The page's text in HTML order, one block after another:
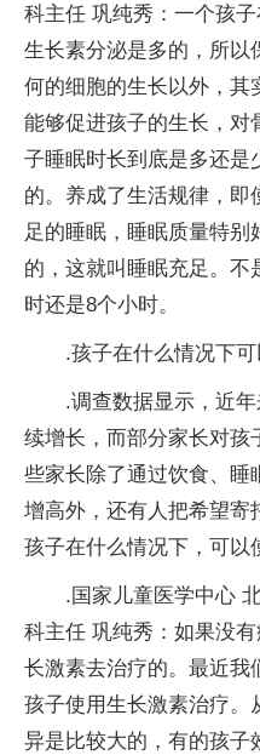
科主任 巩纯秀：一个孩
生长素分泌是多的，所以
何的细胞的生长以外，其
能够促进孩子的生长，对
子睡眠时长到底是多还是
的。养成了生活规律，
足的睡眠，睡眠质量特
的，这就叫睡眠充足。不
时还是8个小时。
.孩子在什么情况下
.调查数据显示，近
续增长，而部分家长对孩
些家长除了通过饮食、睡
增高外，还有人把希望寄
孩子在什么情况下，可以
.国家儿童医学中心
科主任 巩纯秀：如果没
长激素去治疗的。最近我
孩子使用生长激素治疗。
异是比较大的，有的孩子